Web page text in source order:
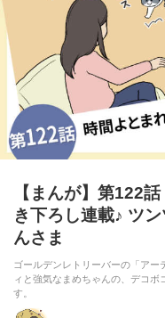
【まんが】第122
き下ろし連載♪ ツ
んさま
ゴールデンレトリーバーの「アー
ィと強気なまめちゃんの、デコ
す。